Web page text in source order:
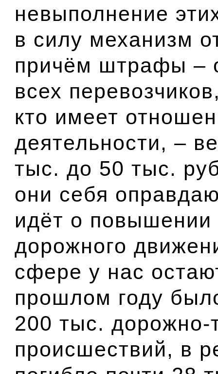
невыполнение
в силу механизм
причём штрафы –
всех
кто имеет
деятельности, –
тыс. до 50 тыс.
они себя
идёт о повышении
дорожного
сфере у нас
прошлом году
200 тыс. дорожно-
происшествий, в